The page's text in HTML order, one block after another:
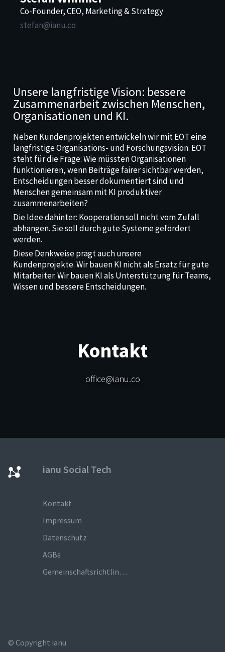
Co-Founder, CEO, Marketing & Strategy
stefan@ianu.co
Unsere langfristige Vision: bessere
Zusammenarbeit zwischen Menschen,
Organisationen und KI.
Neben Kundenprojekten entwickeln wir mit EOT eine
langfristige Organisations- und Forschungsvision. EOT
steht für die Frage:Wie müssten Organisationen
funktionieren, wenn Beiträge fairer sichtbar werden,
Entscheidungen besser dokumentiert sind und
Menschen gemeinsam mit KI produktiver
zusammenarbeiten?
Die Idee dahinter: Kooperation soll nicht vom Zufall
abhängen. Sie soll durch gute Systeme gefördert
werden.
Diese Denkweise prägt auch unsere
Kundenprojekte.Wir bauen KI nicht als Ersatz für gute
Mitarbeiter.Wir bauen KI als Unterstützung für Teams,
Wissen und bessere Entscheidungen.
Kontakt
office@ianu.co
ianu Social Tech
Kontakt
Impressum
Datenschutz
AGBs
Gemeinschaftsrichtlinien
© Copyright ianu